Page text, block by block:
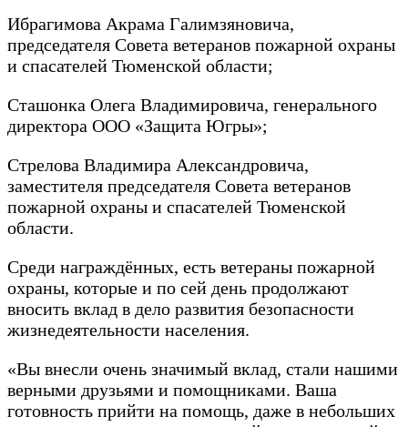
Ибрагимова Акрама Галимзяновича,
председателя Совета ветеранов пожарной охраны
и спасателей Тюменской области;
Сташонка Олега Владимировича, генерального
директора ООО «Защита Югры»;
Стрелова Владимира Александровича,
заместителя председателя Совета ветеранов
пожарной охраны и спасателей Тюменской
области.
Среди награждённых, есть ветераны пожарной
охраны, которые и по сей день продолжают
вносить вклад в дело развития безопасности
жизнедеятельности населения.
«Вы внесли очень значимый вклад, стали нашими
верными друзьями и помощниками. Ваша
готовность прийти на помощь, даже в небольших